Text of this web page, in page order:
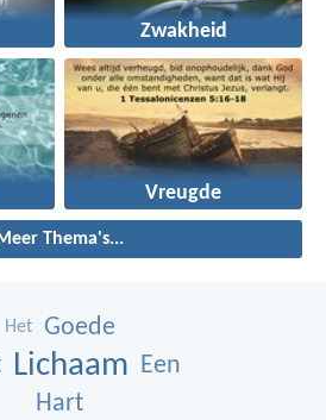
Zwakheid
Vreugde
Meer Thema's...
Het
Goede
Lichaam Een
Hart